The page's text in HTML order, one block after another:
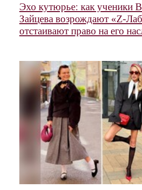
Эхо кутюрье: как ученики
Зайцева возрождают «Z-
отстаивают право на его